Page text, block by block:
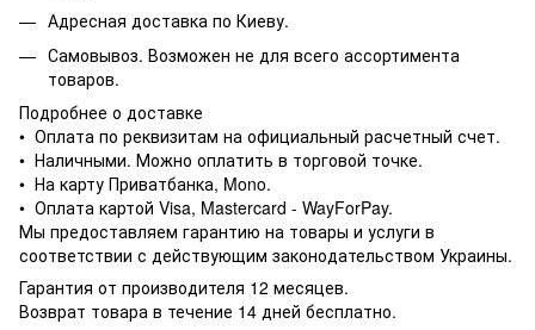
Адресная доставка по Киеву.
Самовывоз. Возможен не для всего ассортимента
товаров.
Подробнее о доставке
• Оплата по реквизитам на официальный расчетный счет.
• Наличными. Можно оплатить в торговой точке.
• На карту Приватбанка, Mono.
• Оплата картой Visa, Mastercard - WayForPay.
Мы предоставляем гарантию на товары и услуги в
соответствии с действующим законодательством Украины.
Гарантия от производителя 12 месяцев.
Возврат товара в течение 14 дней бесплатно.